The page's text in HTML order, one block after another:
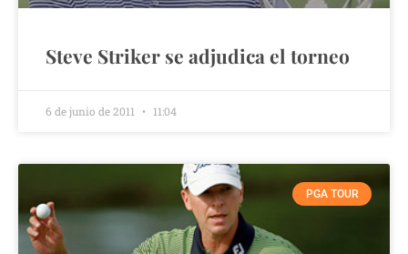
Steve Striker se adjudica el torneo
6 de junio de 2011 11:04
PGA TOUR